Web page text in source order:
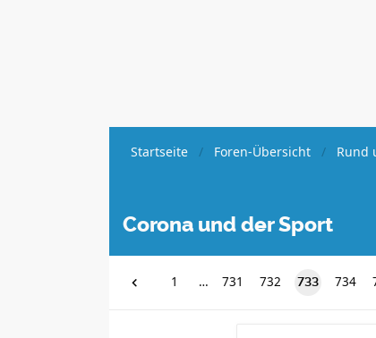
Startseite Foren-Übersicht Rund
Corona und der Sport
1 … 731 732 733 734